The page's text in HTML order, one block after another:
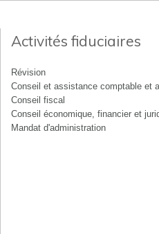
Activités fiduciaires
Révision
Conseil et assistance comptable et
Conseil fiscal
Conseil économique, financier et
Mandat d'administration